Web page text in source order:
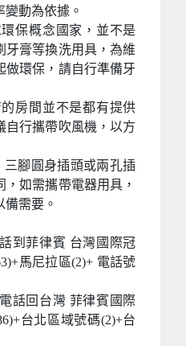
動為依據。
保概念國家，並不是
牙膏等換洗用具，為維
做環保，請自行準備牙
房間並不是都有提供
自行攜帶吹風機，以方
三腳圓身插頭或兩孔插
如需攜帶電器用具，
需要。
到菲律賓 台灣國際冠
馬尼拉區(2)+ 電話號
話回台灣 菲律賓國際
台北區域號碼(2)+台